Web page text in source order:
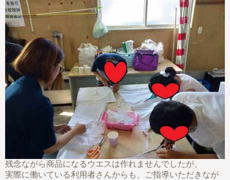
残念ながら商品になるウエスは作れませんでしたが、
実際に働いている利用者さんからも、ご指導いただきなが